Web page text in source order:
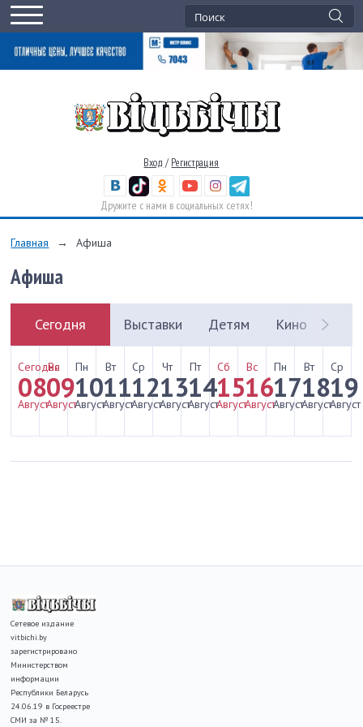
Вход / Регистрация
Дружите с нами в социальных сетях!
Главная → Афиша
Афиша
Сегодня Выставки Детям Кино
Сегодня
08
Август
Вс
09
Август
Пн
10
Август
Вт
11
Август
Ср
12
Август
Чт
13
Август
Пт
14
Август
Сб
15
Август
Вс
16
Август
Пн
17
Август
Вт
18
Август
Ср
19
Август
Сетевое издание
vitbichi.by
зарегистрировано
Министерством
информации
Республики Беларусь
24.06.19 в Госреестре
СМИ за № 15.